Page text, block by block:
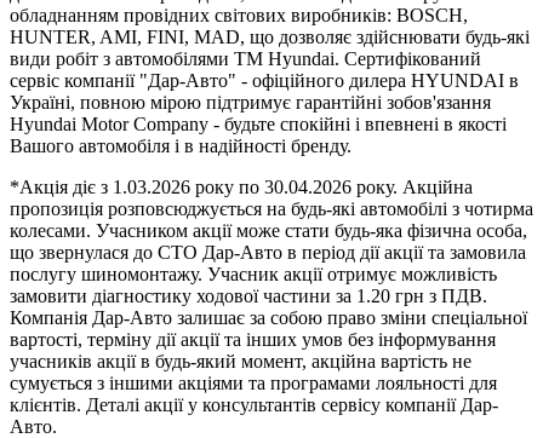
обладнанням провідних світових виробників: BOSCH,
HUNTER, AMI, FINI, MAD, що дозволяє здійснювати будь-які
види робіт з автомобілями TM Hyundai. Сертифікований
сервіс компанії "Дар-Авто" - офіційного дилера HYUNDAI в
Україні, повною мірою підтримує гарантійні зобов'язання
Hyundai Motor Company - будьте спокійні і впевнені в якості
Вашого автомобіля і в надійності бренду.
*Акція діє з 1.03.2026 року по 30.04.2026 року. Акційна
пропозиція розповсюджується на будь-які автомобілі з чотирма
колесами. Учасником акції може стати будь-яка фізична особа,
що звернулася до СТО Дар-Авто в період дії акції та замовила
послугу шиномонтажу. Учасник акції отримує можливість
замовити діагностику ходової частини за 1.20 грн з ПДВ.
Компанія Дар-Авто залишає за собою право зміни спеціальної
вартості, терміну дії акції та інших умов без інформування
учасників акції в будь-який момент, акційна вартість не
сумується з іншими акціями та програмами лояльності для
клієнтів. Деталі акції у консультантів сервісу компанії Дар-
Авто.